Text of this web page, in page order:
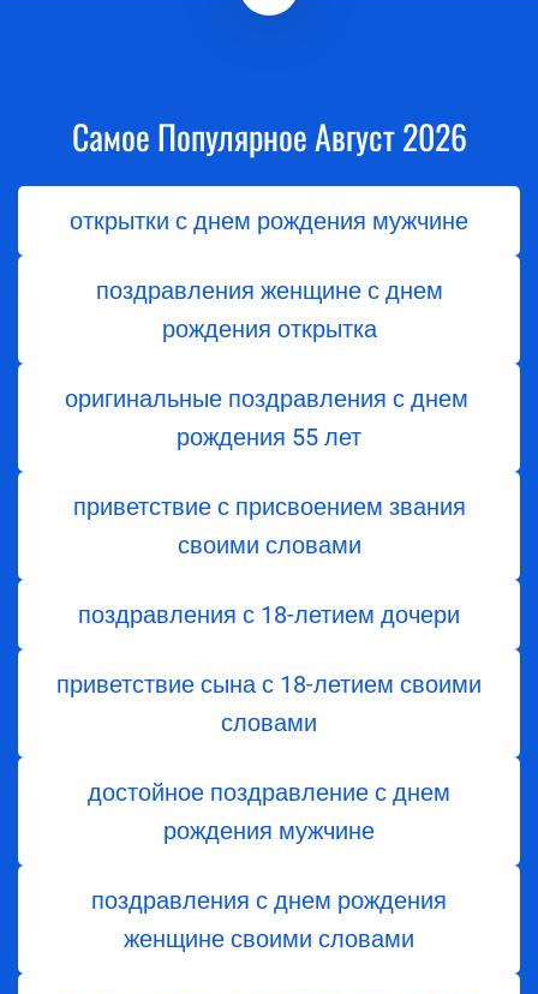
Самое Популярное Август 2026
открытки с днем рождения мужчине
поздравления женщине с днем
рождения открытка
оригинальные поздравления с днем ​​
рождения 55 лет
приветствие с присвоением звания
своими словами
поздравления с 18-летием дочери
приветствие сына с 18-летием своими
словами
достойное поздравление с днем
рождения мужчине
поздравления с днем рождения
женщине своими словами